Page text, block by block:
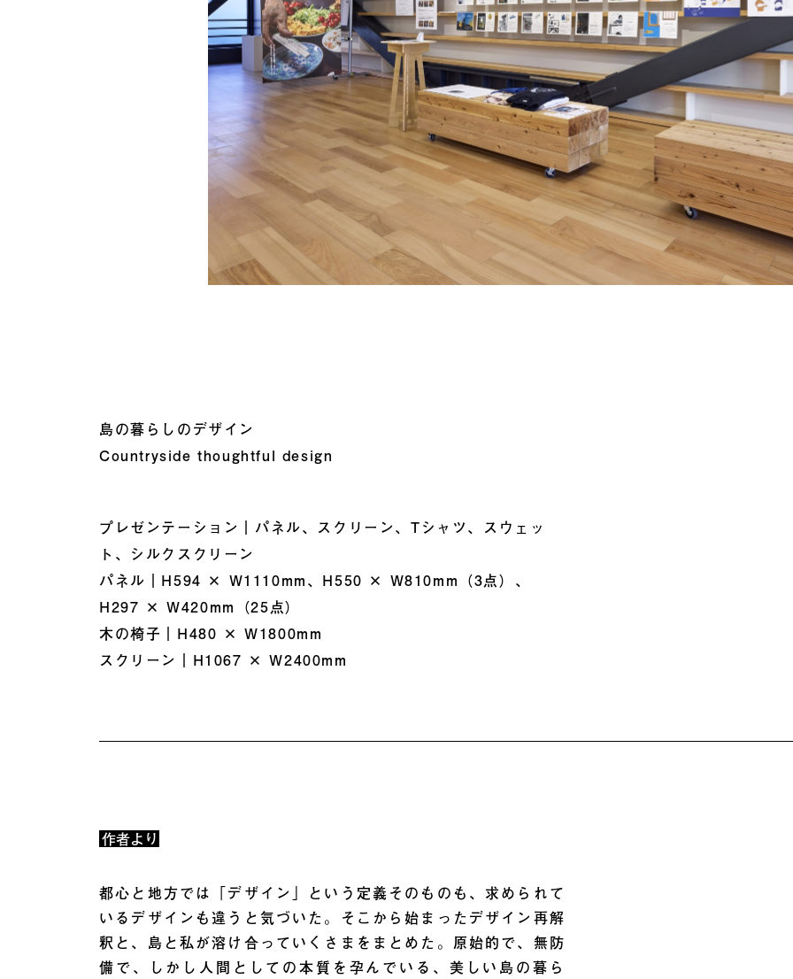
島の暮らしのデザイン
Countryside thoughtful design
プレゼンテーション｜パネル、スクリーン、Tシャツ、スウェッ
ト、シルクスクリーン
パネル｜H594 × W1110mm、H550 × W810mm（3点）、
H297 × W420mm（25点）
木の椅子｜H480 × W1800mm
スクリーン｜H1067 × W2400mm
作者より
都心と地方では「デザイン」という定義そのものも、求められて
いるデザインも違うと気づいた。そこから始まったデザイン再解
釈と、島と私が溶け合っていくさまをまとめた。原始的で、無防
備で、しかし人間としての本質を孕んでいる、美しい島の暮ら